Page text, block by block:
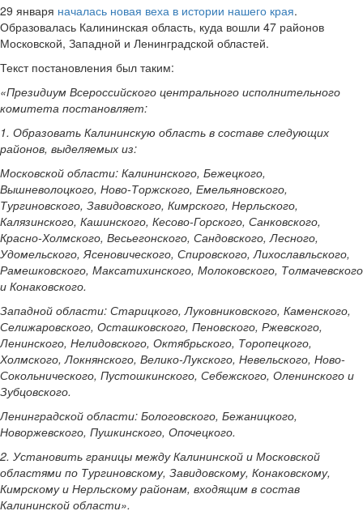
29 января началась новая веха в истории нашего края.
Образовалась Калининская область, куда вошли 47 районов
Московской, Западной и Ленинградской областей.
Текст постановления был таким:
«Президиум Всероссийского центрального исполнительного
комитета постановляет:
1. Образовать Калининскую область в составе следующих
районов, выделяемых из:
Московской области: Калининского, Бежецкого,
Вышневолоцкого, Ново-Торжского, Емельяновского,
Тургиновского, Завидовского, Кимрского, Нерльского,
Калязинского, Кашинского, Кесово-Горского, Санковского,
Красно-Холмского, Весьегонского, Сандовского, Лесного,
Удомельского, Ясеновического, Спировского, Лихославльского,
Рамешковского, Максатихинского, Молоковского, Толмачевского
и Конаковского.
Западной области: Старицкого, Луковниковского, Каменского,
Селижаровского, Осташковского, Пеновского, Ржевского,
Ленинского, Нелидовского, Октябрьского, Торопецкого,
Холмского, Локнянского, Велико-Лукского, Невельского, Ново-
Сокольнического, Пустошкинского, Себежского, Оленинского и
Зубцовского.
Ленинградской области: Бологовского, Бежаницкого,
Новоржевского, Пушкинского, Опочецкого.
2. Установить границы между Калининской и Московской
областями по Тургиновскому, Завидовскому, Конаковскому,
Кимрскому и Нерльскому районам, входящим в состав
Калининской области».